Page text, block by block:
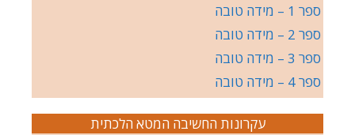
ספר 1 – מידה טובה
ספר 2 – מידה טובה
ספר 3 – מידה טובה
ספר 4 – מידה טובה
עקרונות החשיבה המטא הלכתית